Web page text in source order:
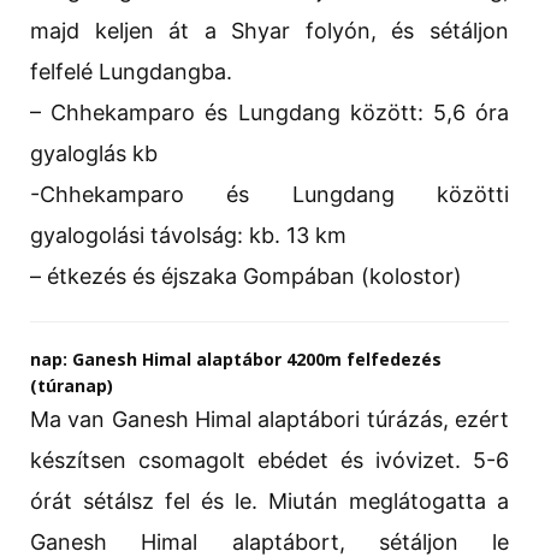
majd keljen át a Shyar folyón, és sétáljon
felfelé Lungdangba.
– Chhekamparo és Lungdang között: 5,6 óra
gyaloglás kb
-Chhekamparo és Lungdang közötti
gyalogolási távolság: kb. 13 km
– étkezés és éjszaka Gompában (kolostor)
nap: Ganesh Himal alaptábor 4200m felfedezés
(túranap)
Ma van Ganesh Himal alaptábori túrázás, ezért
készítsen csomagolt ebédet és ivóvizet. 5-6
órát sétálsz fel és le. Miután meglátogatta a
Ganesh Himal alaptábort, sétáljon le